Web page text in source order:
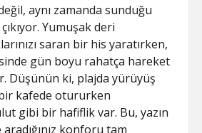
değil, aynı zamanda sunduğu
Yumuşak deri
saran bir his yaratırken,
gün boyu rahatça hareket
Düşünün ki, plajda yürüyüş
kafede otururken
gibi bir hafiflik var. Bu, yazın
konforu tam